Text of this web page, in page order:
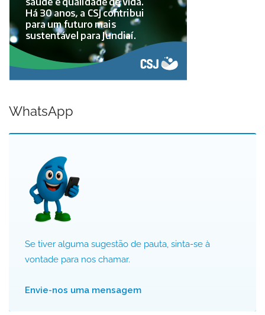
WhatsApp
Se tiver alguma sugestão de pauta, sinta-se à
vontade para nos chamar.
Envie-nos uma mensagem